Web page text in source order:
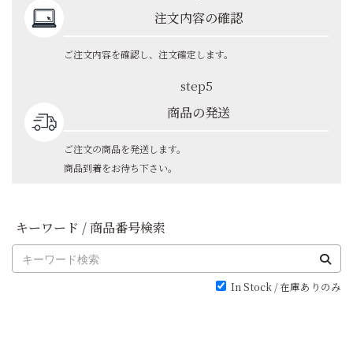
注文内容の確認
ご注文内容を確認し、注文確定します。
step5
商品の発送
ご注文の商品を発送します。
商品到着をお待ち下さい。
キーワード / 商品番号検索
In Stock / 在庫ありのみ